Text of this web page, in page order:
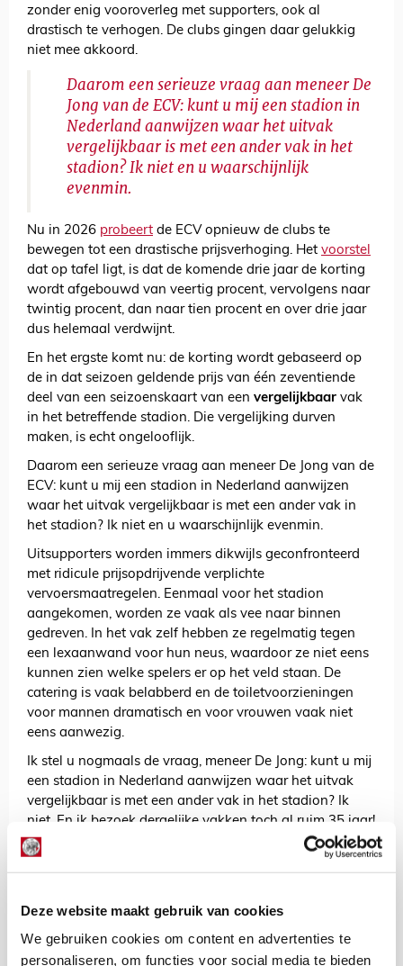
Deze website maakt gebruik van cookies
We gebruiken cookies om content en advertenties te
personaliseren, om functies voor social media te bieden
zonder enig vooroverleg met supporters, ook al
drastisch te verhogen. De clubs gingen daar gelukkig
niet mee akkoord.
Daarom een serieuze vraag aan meneer De
Jong van de ECV: kunt u mij een stadion in
Nederland aanwijzen waar het uitvak
vergelijkbaar is met een ander vak in het
stadion? Ik niet en u waarschijnlijk
evenmin.
Nu in 2026 probeert de ECV opnieuw de clubs te
bewegen tot een drastische prijsverhoging. Het voorstel
dat op tafel ligt, is dat de komende drie jaar de korting
wordt afgebouwd van veertig procent, vervolgens naar
twintig procent, dan naar tien procent en over drie jaar
dus helemaal verdwijnt.
En het ergste komt nu: de korting wordt gebaseerd op
de in dat seizoen geldende prijs van één zeventiende
deel van een seizoenskaart van een vergelijkbaar vak
in het betreffende stadion. Die vergelijking durven
maken, is echt ongelooflijk.
Daarom een serieuze vraag aan meneer De Jong van de
ECV: kunt u mij een stadion in Nederland aanwijzen
waar het uitvak vergelijkbaar is met een ander vak in
het stadion? Ik niet en u waarschijnlijk evenmin.
Uitsupporters worden immers dikwijls geconfronteerd
met ridicule prijsopdrijvende verplichte
vervoersmaatregelen. Eenmaal voor het stadion
aangekomen, worden ze vaak als vee naar binnen
gedreven. In het vak zelf hebben ze regelmatig tegen
een lexaanwand voor hun neus, waardoor ze niet eens
kunnen zien welke spelers er op het veld staan. De
catering is vaak belabberd en de toiletvoorzieningen
voor mannen dramatisch en voor vrouwen vaak niet
eens aanwezig.
Ik stel u nogmaals de vraag, meneer De Jong: kunt u mij
een stadion in Nederland aanwijzen waar het uitvak
vergelijkbaar is met een ander vak in het stadion? Ik
niet. En ik bezoek dergelijke vakken toch al ruim 35 jaar!
Wanneer was u voor het laatst in een uitvak in plaats
van op het pluche van de eretribune?
eerste instantie in overleg met supportersverenigingen
prijs voor de uitvakken in Nederland te blijven hanteren.